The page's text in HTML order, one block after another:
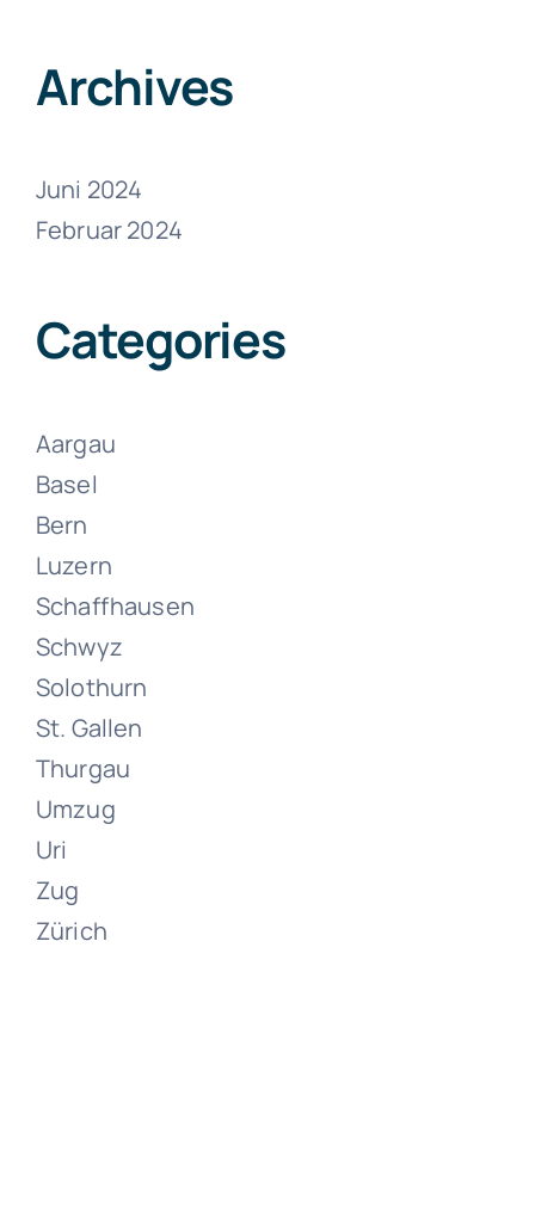
Wolhusen
Umzüge Zell
(LU)
Juni 15, 2024
Umzüge
Archives
Juni 2024
Februar 2024
Categories
Aargau
Basel
Bern
Luzern
Schaffhausen
Schwyz
Solothurn
St. Gallen
Thurgau
Umzug
Uri
Zug
Zürich